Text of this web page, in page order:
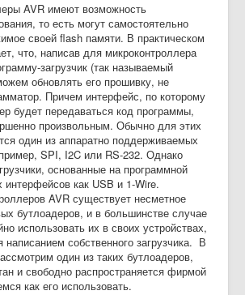
AVR имеют возможность
то есть могут самостоятельно
своей flash памяти. В практическом
что, написав для микроконтроллера
загрузчик (так называемый
обновлять его прошивку, не
Причем интерфейс, по которому
будет передаваться код программы,
произвольным. Обычно для этих
один из аппаратно поддерживаемых
SPI, I2C или RS-232. Однако
основанные на программной
интерфейсов как USB и 1-Wire.
AVR существует несметное
бутлоадеров, и в большинстве случае
использовать их в своих устройствах,
написанием собственного загрузчика. В
один из таких бутлоадеров,
и свободно распространяется фирмой
как его использовать.